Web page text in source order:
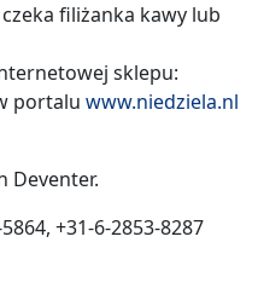
filiżanka kawy lub
sklepu:
portalu www.niedziela.nl
Deventer.
+31-6-2853-8287